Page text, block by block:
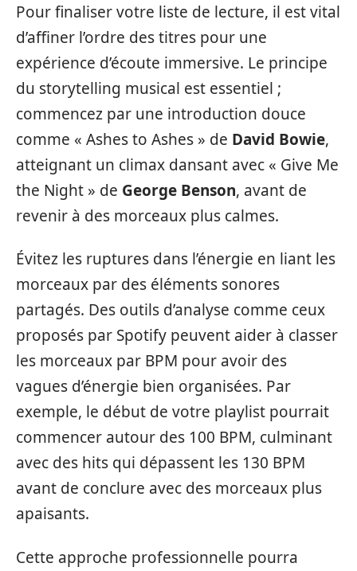
Pour finaliser votre liste de lecture, il est vital
d’affiner l’ordre des titres pour une
expérience d’écoute immersive. Le principe
du storytelling musical est essentiel ;
commencez par une introduction douce
comme « Ashes to Ashes » de David Bowie,
atteignant un climax dansant avec « Give Me
the Night » de George Benson, avant de
revenir à des morceaux plus calmes.
Évitez les ruptures dans l’énergie en liant les
morceaux par des éléments sonores
partagés. Des outils d’analyse comme ceux
proposés par Spotify peuvent aider à classer
les morceaux par BPM pour avoir des
vagues d’énergie bien organisées. Par
exemple, le début de votre playlist pourrait
commencer autour des 100 BPM, culminant
avec des hits qui dépassent les 130 BPM
avant de conclure avec des morceaux plus
apaisants.
Cette approche professionnelle pourra